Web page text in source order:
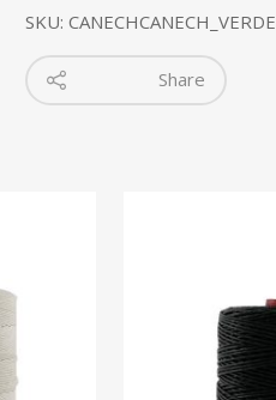
SKU: CANECHCANECH_VERDE
Share